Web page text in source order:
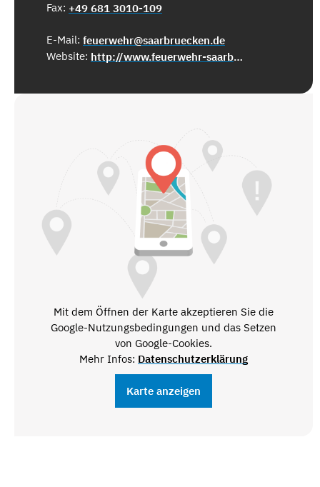
Fax: +49 681 3010-109
E-Mail: feuerwehr@saarbruecken.de
Website:
http://www.feuerwehr-saarbruecken.de
Mit dem Öffnen der Karte akzeptieren Sie die
Google-Nutzungsbedingungen und das Setzen
von Google-Cookies.
Mehr Infos: Datenschutzerklärung
Karte anzeigen